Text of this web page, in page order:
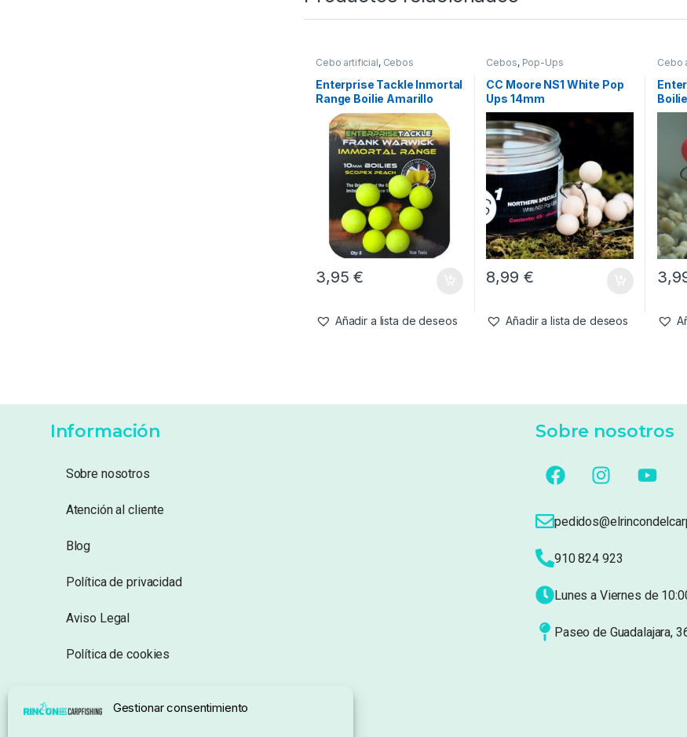
Gestionar consentimiento
Cebo artificial, Cebos
Enterprise Tackle Inmortal
Range Boilie Amarillo
Sabor Scopex Peach
10mm
3,95€
Añadir a lista de deseos
Cebos, Pop-Ups
CC Moore NS1 White Pop
Ups 14mm
8,99 €
Añadir a lista de deseos
Cebo
Información
Sobre nosotros
Atención al cliente
Blog
Política de privacidad
Aviso Legal
Política de cookies
Sobre nosotros
910 824 923
Lunes a Viernes de
Paseo de Guadalajara,